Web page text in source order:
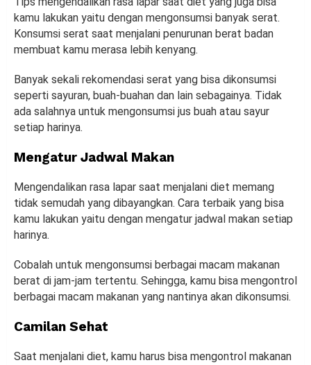
kamu lakukan yaitu dengan mengonsumsi banyak serat.
Konsumsi serat saat menjalani penurunan berat badan
membuat kamu merasa lebih kenyang.
Banyak sekali rekomendasi serat yang bisa dikonsumsi
seperti sayuran, buah-buahan dan lain sebagainya. Tidak
ada salahnya untuk mengonsumsi jus buah atau sayur
setiap harinya.
Mengatur Jadwal Makan
Mengendalikan rasa lapar saat menjalani diet memang
tidak semudah yang dibayangkan. Cara terbaik yang bisa
kamu lakukan yaitu dengan mengatur jadwal makan setiap
harinya.
Cobalah untuk mengonsumsi berbagai macam makanan
berat di jam-jam tertentu. Sehingga, kamu bisa mengontrol
berbagai macam makanan yang nantinya akan dikonsumsi.
Camilan Sehat
Saat menjalani diet, kamu harus bisa mengontrol makanan